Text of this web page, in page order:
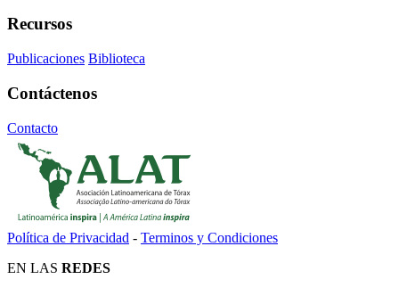
Recursos
Publicaciones Biblioteca
Contáctenos
Contacto
Política de Privacidad - Terminos y Condiciones
EN LAS REDES